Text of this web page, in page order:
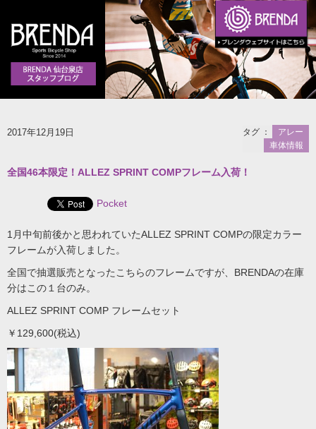
2017年12月19日 タグ ：
アレー
車体情報
全国46本限定！ALLEZ SPRINT COMPフレーム入荷！
Pocket
1月中旬前後かと思われていたALLEZ SPRINT COMPの限定カラー
フレームが入荷しました。
全国で抽選販売となったこちらのフレームですが、BRENDAの在庫
分はこの１台のみ。
ALLEZ SPRINT COMP フレームセット
￥129,600(税込)